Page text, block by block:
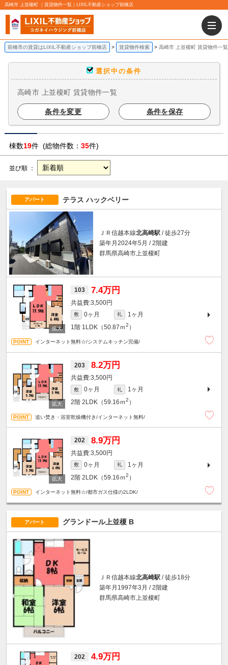
高崎市 上並榎町 ｜賃貸物件一覧｜LIXIL不動産ショップ前橋店
前橋市の賃貸はLIXIL不動産ショップ前橋店 賃貸物件検索 高崎市 上並榎町 賃貸物件一覧
選択中の条件
高崎市 上並榎町 賃貸物件一覧
条件を変更 条件を保存
棟数19件 (総物件数： 35件)
並び順 ：
アパート テラス ハックベリー
ＪＲ信越本線北高崎駅 / 徒歩27分
築年月2024年5月 / 2階建
群馬県高崎市上並榎町
103 7.4万円
3,500円
敷 0ヶ月 礼
1ヶ月
1階 1LDK（50.87ｍ2 ）
インターネット無料☆/システムキッチン完備/
203 8.2万円
3,500円
敷 0ヶ月 礼
1ヶ月
2階 2LDK（59.16ｍ2 ）
追い焚き・浴室乾燥機付き/インターネット無料/
202 8.9万円
3,500円
敷 0ヶ月 礼
1ヶ月
2階 2LDK（59.16ｍ2 ）
インターネット無料☆/都市ガス仕様の2LDK/
アパート グランドール上並榎 B
ＪＲ信越本線北高崎駅 / 徒歩18分
築年月1997年3月 / 2階建
群馬県高崎市上並榎町
202 4.9万円